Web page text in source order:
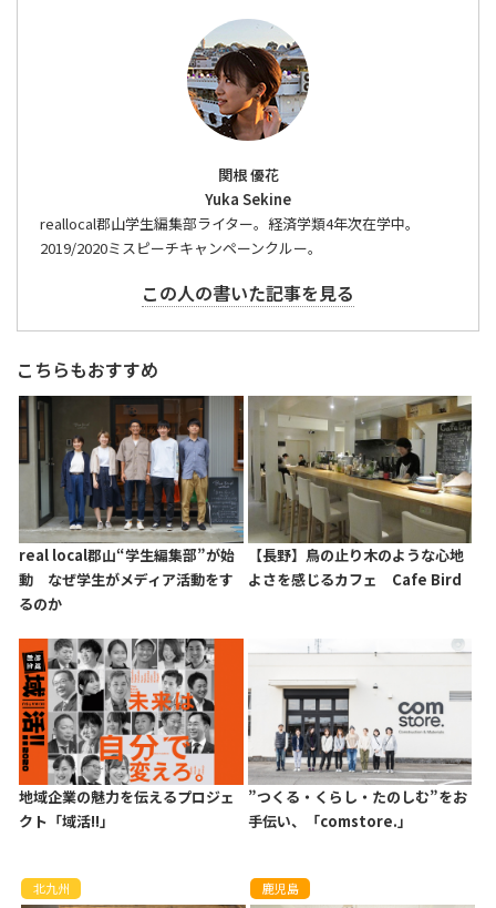
関根 優花
Yuka Sekine
reallocal郡山学生編集部ライター。経済学類4年次在学中。
2019/2020ミスピーチキャンペーンクルー。
この人の書いた記事を見る
こちらもおすすめ
real local郡山“学生編集部”が始
動 なぜ学生がメディア活動をす
るのか
【長野】鳥の止り木のような心地
よさを感じるカフェ Cafe Bird
地域企業の魅力を伝えるプロジェ
クト「域活!!」
”つくる・くらし・たのしむ”をお
手伝い、「comstore.」
北九州 鹿児島